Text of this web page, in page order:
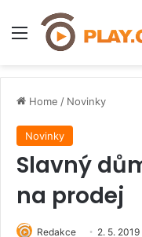
Menu
Home / Novinky
Novinky
Slavný
na prodej
Redakce 2. 5. 2019